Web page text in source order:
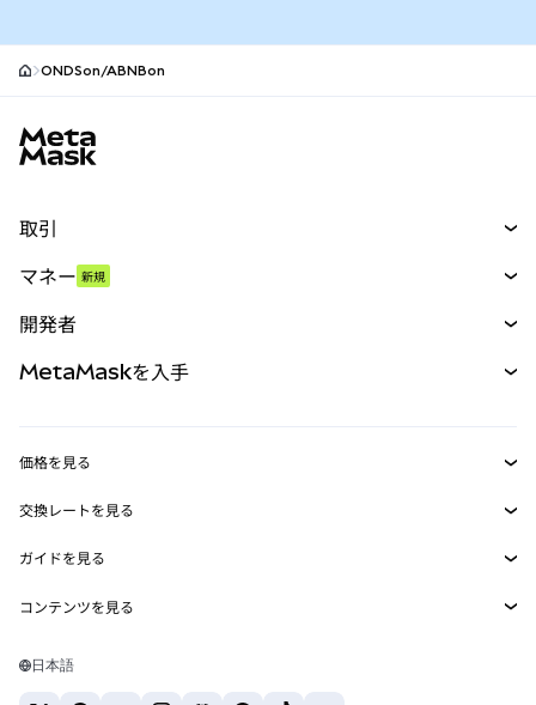
ONDSon/ABNBon
取引
パーペチュアル
RWA
マネー 新規
開発者
MetaMask Connect
Snaps
Web3サービス
MetaMaskを入手
セキュリティ
サポート
キャリア
お問い合わせ
価格を見る
イーサリアムの価格
Solanaの価格
Tetherの価格
交換レートを見る
ETH→USD
USDT→INR
BTC→INR
ガイドを見る
ETHの購入
コンテンツを見る
Solanaウォレット
日本語